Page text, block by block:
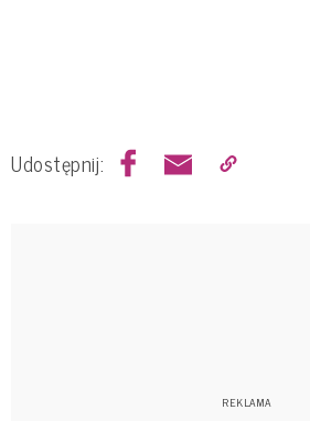
Udostępnij: